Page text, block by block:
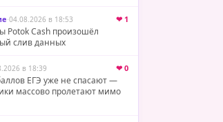
·04.08.2026 в 18:53 ❤ 1
Potok Cash произошёл
слив данных
в 18:39 ❤ 0
ЕГЭ уже не спасают —
массово пролетают мимо